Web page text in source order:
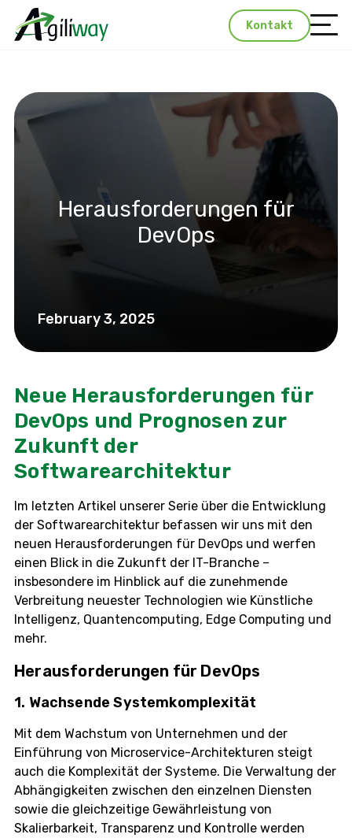
Kontakt
February 3, 2025
Herausforderungen für
DevOps
Neue Herausforderungen für
DevOps und Prognosen zur
Zukunft der
Softwarearchitektur
Im letzten Artikel unserer Serie über die Entwicklung
der Softwarearchitektur befassen wir uns mit den
neuen Herausforderungen für DevOps und werfen
einen Blick in die Zukunft der IT-Branche –
insbesondere im Hinblick auf die zunehmende
Verbreitung neuester Technologien wie Künstliche
Intelligenz, Quantencomputing, Edge Computing und
mehr.
Herausforderungen für DevOps
1. Wachsende Systemkomplexität
Mit dem Wachstum von Unternehmen und der
Einführung von Microservice-Architekturen steigt
auch die Komplexität der Systeme. Die Verwaltung der
Abhängigkeiten zwischen den einzelnen Diensten
sowie die gleichzeitige Gewährleistung von
Skalierbarkeit, Transparenz und Kontrolle werden